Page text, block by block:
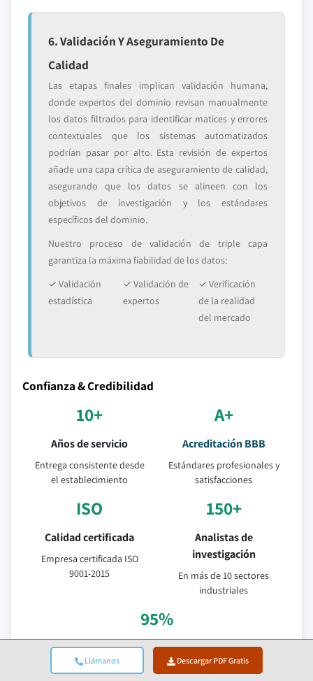
Llámanos Descargar PDF Gratis
6. Validación Y Aseguramiento De
Calidad
Las etapas finales implican validación humana,
donde expertos del dominio revisan manualmente
los datos filtrados para identificar matices y errores
contextuales que los sistemas automatizados
podrían pasar por alto. Esta revisión de expertos
añade una capa crítica de aseguramiento de calidad,
asegurando que los datos se alineen con los
objetivos de investigación y los estándares
específicos del dominio.
Nuestro proceso de validación de triple capa
garantiza la máxima fiabilidad de los datos:
✓ Validación
estadística
✓ Validación de
expertos
✓ Verificación
de la realidad
del mercado
Confianza & Credibilidad
10+
Años de servicio
Entrega consistente desde
el establecimiento
A+
Acreditación BBB
Estándares profesionales y
satisfacciones
ISO
Calidad certificada
Empresa certificada ISO
9001-2015
150+
Analistas de
investigación
En más de 10 sectores
industriales
95%
Retención de clientes
Valor de relación de 5 años